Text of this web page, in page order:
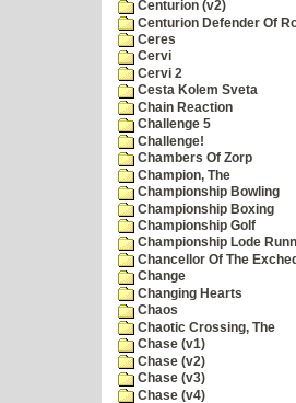
Centurion (v2)
Centurion Defender Of
Ceres
Cervi
Cervi 2
Cesta Kolem Sveta
Chain Reaction
Challenge 5
Challenge!
Chambers Of Zorp
Champion, The
Championship Bowling
Championship Boxing
Championship Golf
Championship Lode
Chancellor Of The
Change
Changing Hearts
Chaos
Chaotic Crossing, The
Chase (v1)
Chase (v2)
Chase (v3)
Chase (v4)